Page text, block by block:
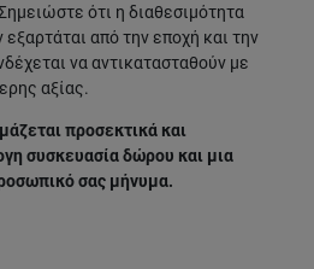
ότι η διαθεσιμότητα
από την εποχή και την
να αντικατασταθούν με
αξίας.
προσεκτικά και
συσκευασία δώρου και μια
σας μήνυμα.